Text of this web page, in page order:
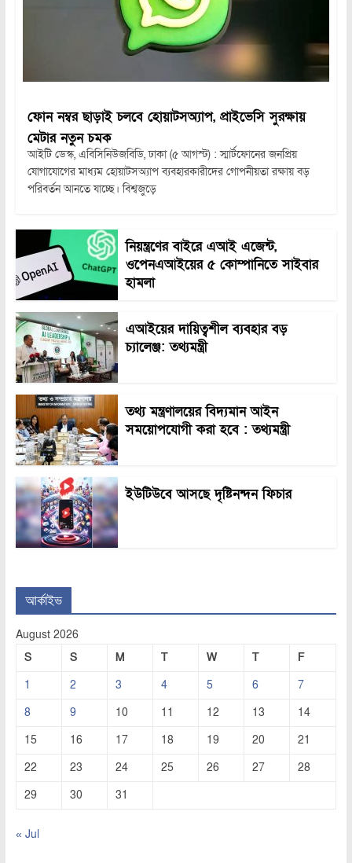
ফোন নম্বর ছাড়াই চলবে হোয়াটসঅ্যাপ, প্রাইভেসি সুরক্ষায়
মেটার নতুন চমক
আইটি ডেস্ক, এবিসিনিউজবিডি, ঢাকা (৫ আগস্ট) : স্মার্টফোনের জনপ্রিয়
যোগাযোগের মাধ্যম হোয়াটসঅ্যাপ ব্যবহারকারীদের গোপনীয়তা রক্ষায় বড়
পরিবর্তন আনতে যাচ্ছে। বিশ্বজুড়ে
নিয়ন্ত্রণের বাইরে এআই এজেন্ট,
ওপেনএআইয়ের ৫ কোম্পানিতে সাইবার
হামলা
এআইয়ের দায়িত্বশীল ব্যবহার বড়
চ্যালেঞ্জ: তথ্যমন্ত্রী
তথ্য মন্ত্রণালয়ের বিদ্যমান আইন
সময়োপযোগী করা হবে : তথ্যমন্ত্রী
ইউটিউবে আসছে দৃষ্টিনন্দন ফিচার
আর্কাইভ
August 2026
S
S M T W T
F
1
2 3 4 5 6
7
8
9 10 11 12 13
14
15
16 17 18 19 20
21
22
23 24 25 26 27
28
29
30 31
« Jul